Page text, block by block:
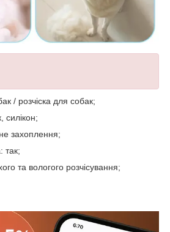
/ розчіска для собак;
силікон;
захоплення;
так;
та вологого розчісування;